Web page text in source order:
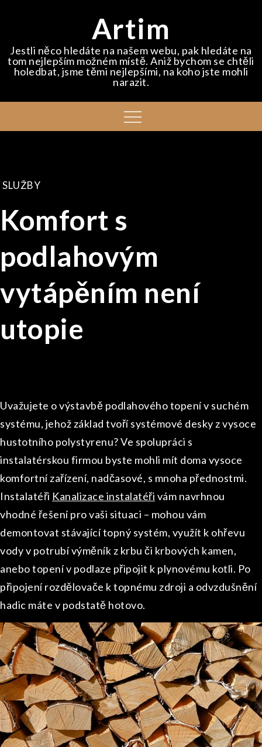
Artim
Jestli něco hledáte na našem webu, pak hledáte na
tom nejlepším možném místě. Aniž bychom se chtěli
holedbat, jsme těmi nejlepšími, na koho jste mohli
narazit.
Menu
SLUŽBY
Komfort s
podlahovým
vytápěním není
utopie
Uvažujete o výstavbě podlahového topení v suchém
systému, jehož základ tvoří systémové desky z vysoce
hustotního polystyrenu?Ve spolupráci s
instalatérskou firmou byste mohli mít doma vysoce
komfortní zařízení, nadčasové, s mnoha přednostmi.
Instalatéři Kanalizace instalatéři vám navrhnou
vhodné řešení pro vaši situaci – mohou vám
demontovat stávající topný systém, využít k ohřevu
vody v potrubí výměník z krbu či krbových kamen,
anebo topení v podlaze připojit k plynovému kotli. Po
připojení rozdělovače k topnému zdroji a odvzdušnění
hadic máte v podstatě hotovo.